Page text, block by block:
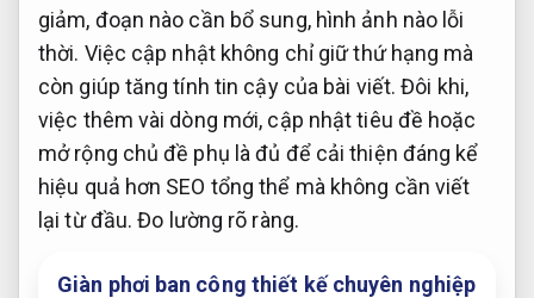
giảm, đoạn nào cần bổ sung, hình ảnh nào lỗi
thời. Việc cập nhật không chỉ giữ thứ hạng mà
còn giúp tăng tính tin cậy của bài viết. Đôi khi,
việc thêm vài dòng mới, cập nhật tiêu đề hoặc
mở rộng chủ đề phụ là đủ để cải thiện đáng kể
hiệu quả hơn SEO tổng thể mà không cần viết
lại từ đầu.Đo lường rõ ràng.
Giàn phơi ban công thiết kế chuyên nghiệp